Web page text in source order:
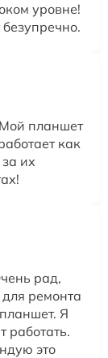
уровне!
планшет
как
их
рад,
для ремонта
Я
работать.
это